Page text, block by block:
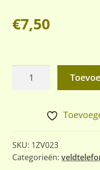
€7,50
Telemicrofoon
SKU: 1ZV023
Categorieën: